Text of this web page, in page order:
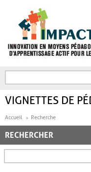
FORMULAIRE DE
VIGNETTES DE
Accueil Recherche
RECHERCHER